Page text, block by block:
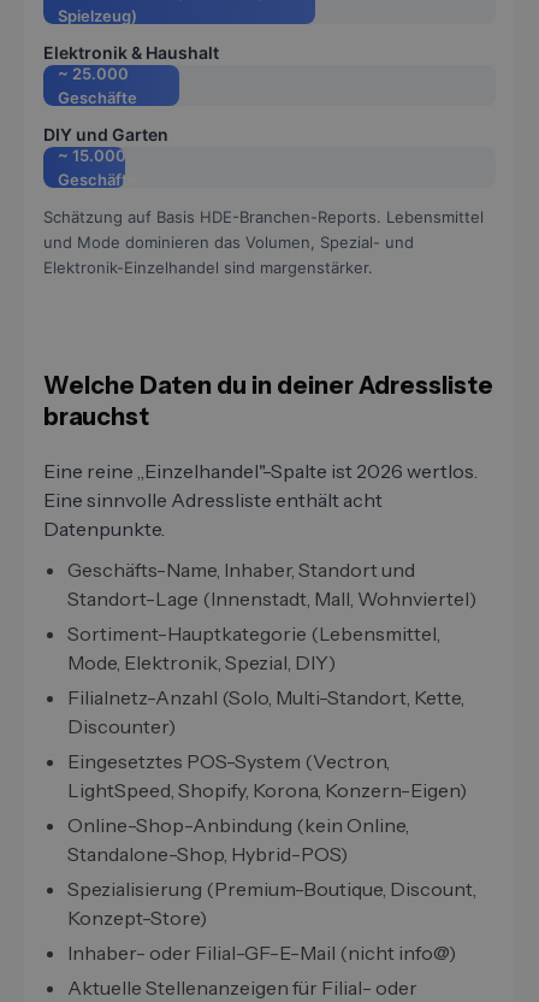
Spielzeug)
Elektronik & Haushalt
~ 25.000
Geschäfte
DIY und Garten
~ 15.000
Geschäfte
Schätzung auf Basis HDE-Branchen-Reports. Lebensmittel
und Mode dominieren das Volumen, Spezial- und
Elektronik-Einzelhandel sind margenstärker.
Welche Daten du in deiner Adressliste
brauchst
Eine reine „Einzelhandel"-Spalte ist 2026 wertlos.
Eine sinnvolle Adressliste enthält acht
Datenpunkte.
Geschäfts-Name, Inhaber, Standort und
Standort-Lage (Innenstadt, Mall, Wohnviertel)
Sortiment-Hauptkategorie (Lebensmittel,
Mode, Elektronik, Spezial, DIY)
Filialnetz-Anzahl (Solo, Multi-Standort, Kette,
Discounter)
Eingesetztes POS-System (Vectron,
LightSpeed, Shopify, Korona, Konzern-Eigen)
Online-Shop-Anbindung (kein Online,
Standalone-Shop, Hybrid-POS)
Spezialisierung (Premium-Boutique, Discount,
Konzept-Store)
Inhaber- oder Filial-GF-E-Mail (nicht info@)
Aktuelle Stellenanzeigen für Filial- oder